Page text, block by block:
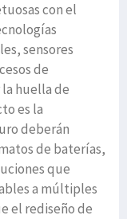
con el
sensores
de
huella de
es la
deberán
de baterías,
que
a múltiples
el rediseño de